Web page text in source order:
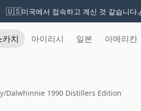
🇺🇸미국에서 접속하고 계신 것 같습니다.
카치 아이리시 일본 아메리칸
/Dalwhinnie 1990 Distillers Edition